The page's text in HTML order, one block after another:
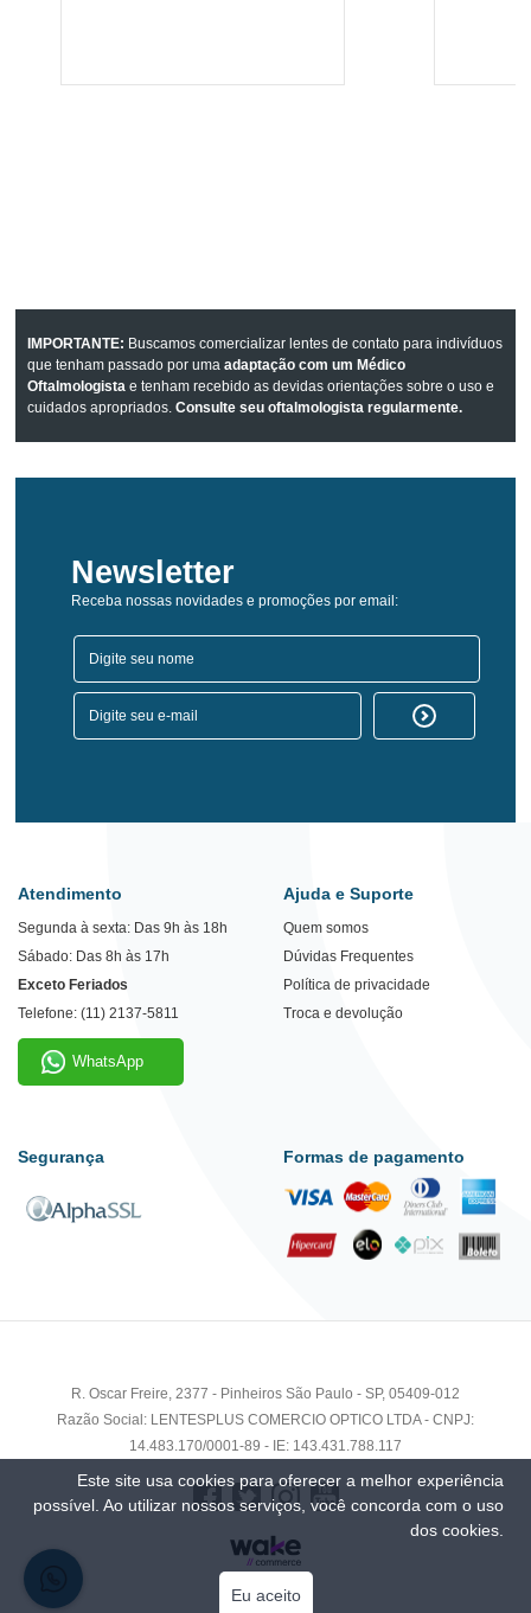
IMPORTANTE: Buscamos comercializar lentes de contato para indivíduos
que tenham passado por umaadaptação com um Médico
Oftalmologista e tenham recebido as devidas orientações sobre o uso e
cuidados apropriados.Consulte seu oftalmologista regularmente.
Newsletter
Receba nossas novidades e promoções por email:
Atendimento
Segunda à sexta: Das 9h às 18h
Sábado: Das 8h às 17h
Exceto Feriados
Telefone: (11) 2137-5811
WhatsApp
Ajuda e Suporte
Quem somos
Dúvidas Frequentes
Política de privacidade
Troca e devolução
Segurança Formas de pagamento
R. Oscar Freire, 2377 - Pinheiros São Paulo - SP, 05409-012
Razão Social: LENTESPLUS COMERCIO OPTICO LTDA - CNPJ:
14.483.170/0001-89 - IE: 143.431.788.117
Este site usa cookies para oferecer a melhor experiência
possível. Ao utilizar nossos serviços, você concorda com o uso
dos cookies.
Eu aceito